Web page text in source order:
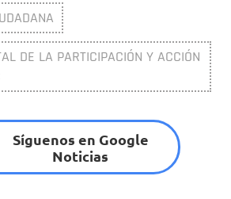
DE LA PARTICIPACIÓN Y ACCIÓN
Síguenos en Google
Noticias